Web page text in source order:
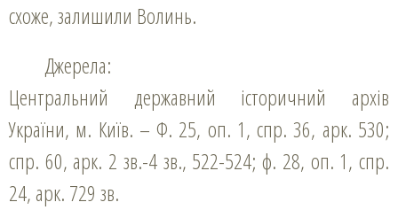
схоже, залишили Волинь.
Джерела:
Центральний державний історичний архів
України, м. Київ. – Ф. 25, оп. 1, спр. 36, арк. 530;
спр. 60, арк. 2 зв.-4 зв., 522-524; ф. 28, оп. 1, спр.
24, арк. 729 зв.